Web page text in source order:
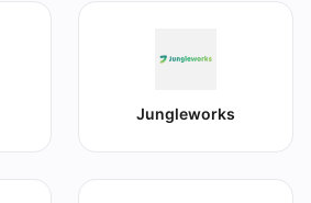
Jungleworks